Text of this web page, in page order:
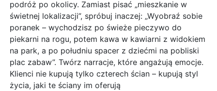
podróż po okolicy. Zamiast pisać „mieszkanie w
świetnej lokalizacji”, spróbuj inaczej: „Wyobraź sobie
poranek – wychodzisz po świeże pieczywo do
piekarni na rogu, potem kawa w kawiarni z widokiem
na park, a po południu spacer z dziećmi na pobliski
plac zabaw”. Twórz narracje, które angażują emocje.
Klienci nie kupują tylko czterech ścian – kupują styl
życia, jaki te ściany im oferują